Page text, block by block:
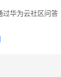
过华为云社区问答